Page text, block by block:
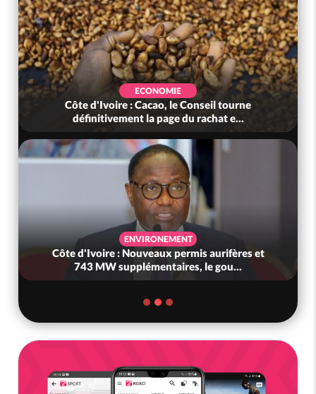
ECONOMIE
Côte d'Ivoire : Cacao, le Conseil tourne
définitivement la page du rachat e...
ENVIRONEMENT
Côte d'Ivoire : Nouveaux permis aurifères et
743 MW supplémentaires, le gou...